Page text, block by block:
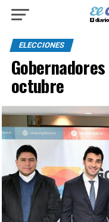
ELECCIONES
octubre